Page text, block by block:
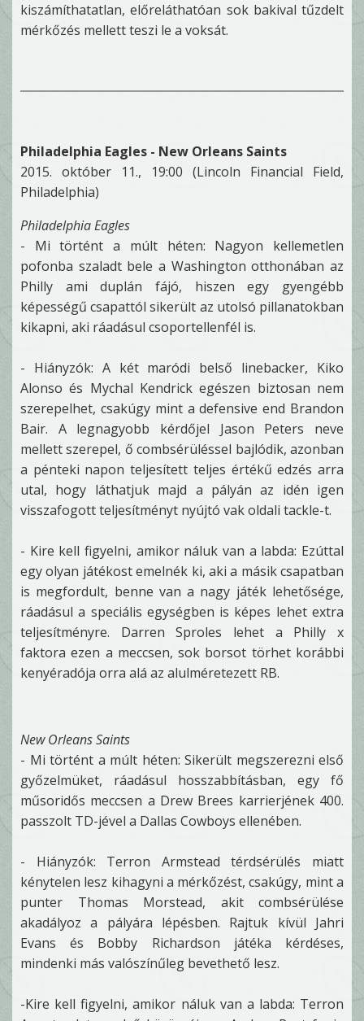
kiszámíthatatlan, előreláthatóan sok bakival tűzdelt
mérkőzés mellett teszi le a voksát.
Philadelphia Eagles - New Orleans Saints
2015. október 11., 19:00 (Lincoln Financial Field,
Philadelphia)
Philadelphia Eagles
- Mi történt a múlt héten: Nagyon kellemetlen
pofonba szaladt bele a Washington otthonában az
Philly ami duplán fájó, hiszen egy gyengébb
képességű csapattól sikerült az utolsó pillanatokban
kikapni, aki ráadásul csoportellenfél is.
- Hiányzók: A két maródi belső linebacker, Kiko
Alonso és Mychal Kendrick egészen biztosan nem
szerepelhet, csakúgy mint a defensive end Brandon
Bair. A legnagyobb kérdőjel Jason Peters neve
mellett szerepel, ő combsérüléssel bajlódik, azonban
a pénteki napon teljesített teljes értékű edzés arra
utal, hogy láthatjuk majd a pályán az idén igen
visszafogott teljesítményt nyújtó vak oldali tackle-t.
- Kire kell figyelni, amikor náluk van a labda: Ezúttal
egy olyan játékost emelnék ki, aki a másik csapatban
is megfordult, benne van a nagy játék lehetősége,
ráadásul a speciális egységben is képes lehet extra
teljesítményre. Darren Sproles lehet a Philly x
faktora ezen a meccsen, sok borsot törhet korábbi
kenyéradója orra alá az alulméretezett RB.
New Orleans Saints
- Mi történt a múlt héten: Sikerült megszerezni első
győzelmüket, ráadásul hosszabbításban, egy fő
műsoridős meccsen a Drew Brees karrierjének 400.
passzolt TD-jével a Dallas Cowboys ellenében.
- Hiányzók: Terron Armstead térdsérülés miatt
kénytelen lesz kihagyni a mérkőzést, csakúgy, mint a
punter Thomas Morstead, akit combsérülése
akadályoz a pályára lépésben. Rajtuk kívül Jahri
Evans és Bobby Richardson játéka kérdéses,
mindenki más valószínűleg bevethető lesz.
-Kire kell figyelni, amikor náluk van a labda: Terron